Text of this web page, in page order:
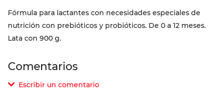
Fórmula para lactantes con necesidades especiales de
nutrición con prebióticos y probióticos. De 0 a 12 meses.
Lata con 900 g.
Comentarios
Escribir un comentario